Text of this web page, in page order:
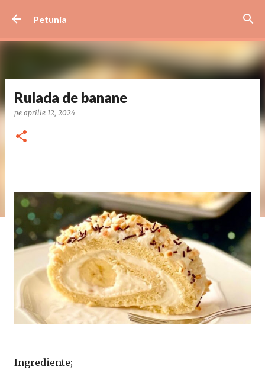
Petunia
Rulada de banane
pe aprilie 12, 2024
Ingrediente;